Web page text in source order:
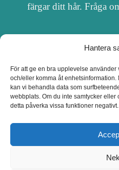
Hantera
För att ge en bra upplevelse
och/eller komma åt
kan vi behandla data som
webbplats. Om du inte samtycker eller
detta påverka vissa funktioner negativt.
färgar ditt hår. Fråga
OM